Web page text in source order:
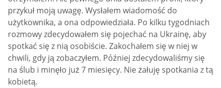
przykuł moją uwagę. Wysłałem wiadomość do
użytkownika, a ona odpowiedziała. Po kilku tygodniach
rozmowy zdecydowałem się pojechać na Ukrainę, aby
spotkać się z nią osobiście. Zakochałem się w niej w
chwili, gdy ją zobaczyłem. Później zdecydowaliśmy się
na ślub i minęło już 7 miesięcy. Nie żałuję spotkania z tą
kobietą.